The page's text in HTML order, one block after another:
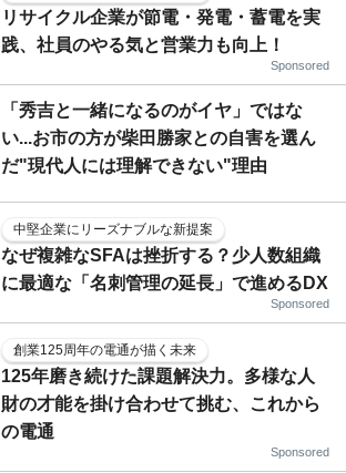
リサイクル企業が節電・発電・蓄電を実
践、社員のやる気と営業力も向上！
Sponsored
「秀吉と一緒になるのがイヤ」ではな
い...お市の方が柴田勝家との自害を選ん
だ"現代人には理解できない"理由
中堅企業にリーズナブルな新提案
なぜ複雑なSFAは挫折する？少人数組織
に最適な「名刺管理の延長」で進めるDX
Sponsored
創業125周年の電通が描く未来
125年磨き続けた課題解決力。多様な人
財の才能を掛け合わせて挑む、これから
の電通
Sponsored